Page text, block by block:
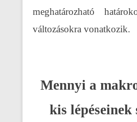
meghatározható
változásokra vonatkozik.
Mennyi a
kis lépéseinek